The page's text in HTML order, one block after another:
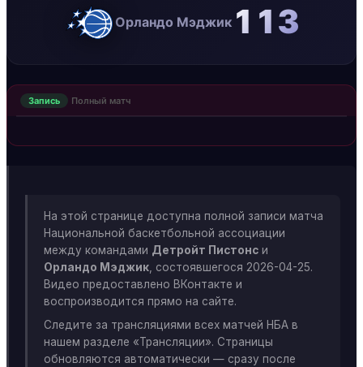
Орландо Мэджик 113
Запись Полный матч
На этой странице доступна полной записи матча
Национальной баскетбольной ассоциации
между командами Детройт Пистонс и
Орландо Мэджик , состоявшегося 2026-04-25.
Видео предоставлено ВКонтакте и
воспроизводится прямо на сайте.
Следите за трансляциями всех матчей НБА в
нашем разделе «Трансляции». Страницы
обновляются автоматически — сразу после